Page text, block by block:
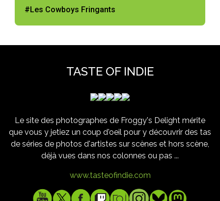
#Les Cowboys Fringants
TASTE OF INDIE
Le site des photographes de Froggy's Delight mérite
que vous y jetiez un coup d'oeil pour y découvrir des tas
de séries de photos d'artistes sur scènes et hors scène,
déjà vues dans nos colonnes ou pas ...
www.tasteofindie.com